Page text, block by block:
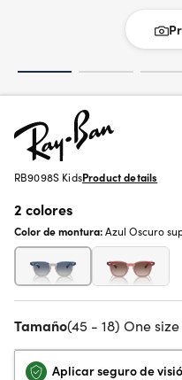
RB9098S KidsProduct details
2 colores
Color de montura:Azul Oscuro
Tamaño(45 - 18) One
Aplicar seguro de